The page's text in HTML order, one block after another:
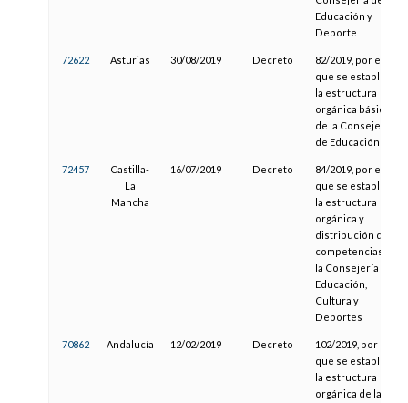
Educación y
Deporte
72622 Asturias 30/08/2019 Decreto
82/2019, por el
que se establece
la estructura
orgánica básica
de la Consejería
de Educación
72457
Castilla-
La
Mancha
16/07/2019 Decreto
84/2019, por el
que se establece
la estructura
orgánica y
distribución de
competencias de
la Consejería de
Educación,
Cultura y
Deportes
70862 Andalucía 12/02/2019 Decreto
102/2019, por el
que se establece
la estructura
orgánica de la